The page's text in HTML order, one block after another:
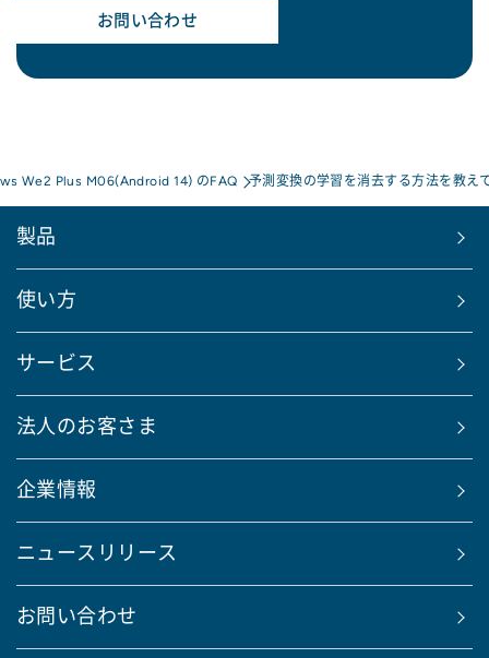
お問い合わせ
We2 Plus M06(Android 14) のFAQ 予測変換の学習を消去する方法を教え
製品
使い方
サービス
法人のお客さま
企業情報
ニュースリリース
お問い合わせ